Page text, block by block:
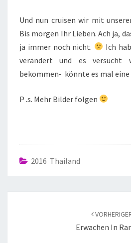
Und nun cruisen wir mit
Bis morgen Ihr Lieben. Ach ja,
ja immer noch nicht.
Ich
verändert und es versucht
bekommen- könnte es mal eine
P .s. Mehr Bilder folgen
2016 Thailand
Erwachen In